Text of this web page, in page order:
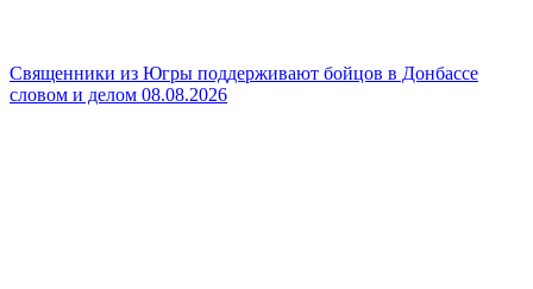
Священники из Югры поддерживают бойцов в Донбассе
словом и делом 08.08.2026